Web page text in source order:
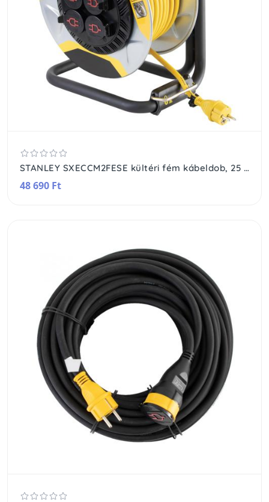
STANLEY SXECCM2FESE kültéri fém kábeldob, 25 m, IP44-es védelem, kábelvezető, masszív fém dob és láb, H07RN-F 3G2,5 mm2 kábel, max. 3000 W
48 690 Ft